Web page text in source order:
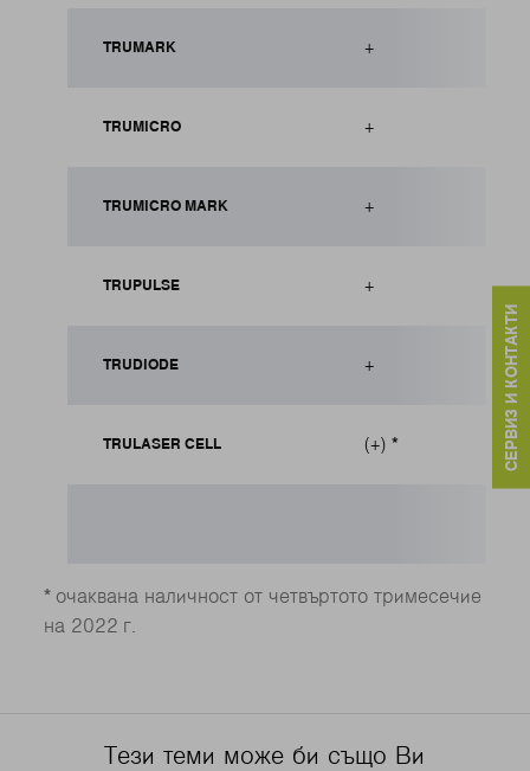
TRUMARK +
TRUMICRO +
TRUMICRO MARK +
TRUPULSE +
TRUDIODE +
TRULASER CELL (+)*
* очаквана наличност от четвъртото тримесечие
на 2022 г.
Тези теми може би също Ви
СЕРВИЗ И КОНТАКТИ